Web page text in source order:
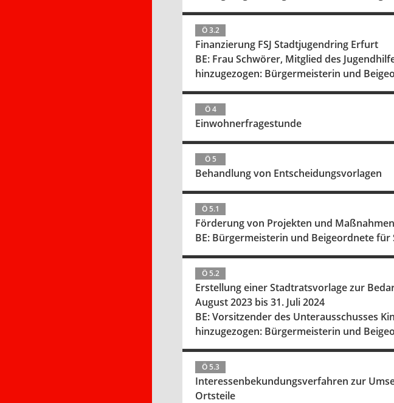
Ö 3.2
Finanzierung FSJ Stadtjugendring Erfurt
BE: Frau Schwörer, Mitglied des
hinzugezogen: Bürgermeisterin und
Ö 4
Einwohnerfragestunde
Ö 5
Behandlung von Entscheidungsvorlagen
Ö 5.1
Förderung von Projekten und Maßnahmen
BE: Bürgermeisterin und Beigeordnete für
Ö 5.2
Erstellung einer Stadtratsvorlage zur
August 2023 bis 31. Juli 2024
BE: Vorsitzender des Unterausschusses
hinzugezogen: Bürgermeisterin und
Ö 5.3
Interessenbekundungsverfahren zur
Ortsteile